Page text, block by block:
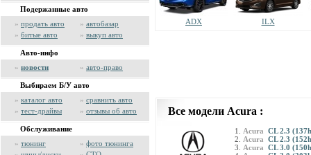
Подержанные авто
» продать авто » автобазар
» битые авто » выкуп авто
Авто-инфо
» новости » авто-право
Выбираем Б/У авто
» каталог авто » сравнить авто
» тест-драйвы » отзывы об авто
Обслуживание
» тюнинг » фото тюнинга
ADX ILX
Все модели Acura :
Acura CL 2.3
Acura CL 2.3
Acura CL 3.0